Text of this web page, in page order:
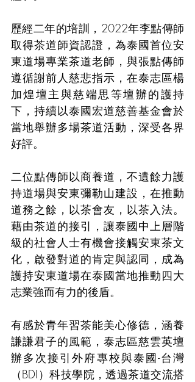
歷經二年的培訓，2022年李點傳師
取得茶道師資認證，為泰國首位安
東道場專業茶道老師，與張點傳師
遵循謝前人慈悲指示，在泰志區楊
加煌壇主與慈端思等壇辦的護持
下，持續以泰國宏道慈善基金會於
當地舉辦多場茶道活動，深受各界
好評。
二位點傳師以商養道，不遺餘力護
持道場與安東彌勒山建設，在推動
道務之餘，以茶會友，以茶入法。
藉由茶道的接引，讓泰國中上層階
級的社會人士有機會接觸安東茶文
化，啟發對道的肯定與認同，成為
護持安東道場在泰國當地推動四大
志業強而有力的後盾。
有感於青年習茶能美心修德，涵養
謙謙君子的風範，泰志區慈雲英壇
辦多次接引外府專校與泰國-台灣
（BDI）科技學院，透過茶道交流搭